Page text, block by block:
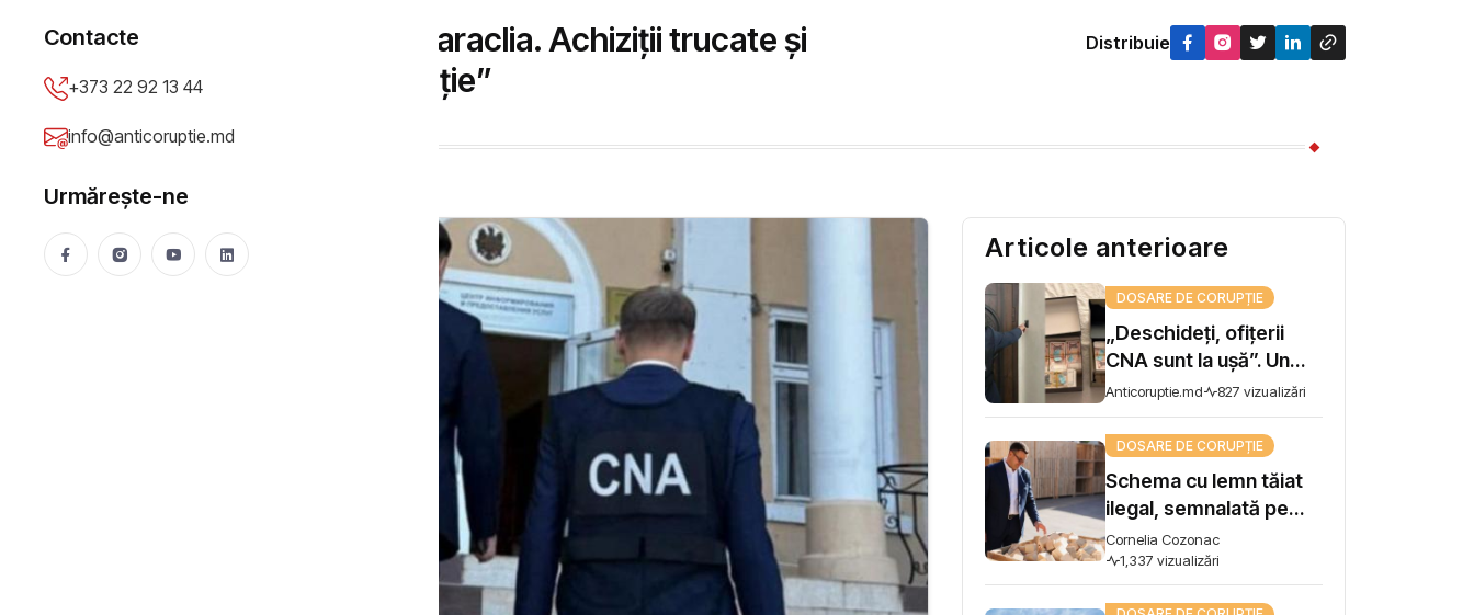
Contacte
+373 22 92 13 44
info@anticoruptie.md
Urmărește-ne
Corupție la primăria Taraclia. Achiziții trucate și
contracte „cu dedicație”
Anticoruptie.md
Distribuie
Articole anterioare
DOSARE DE CORUPȚIE
„Deschideți, ofițerii
CNA sunt la ușă”. Un
șef de direcție la AIPA,
reținut pentru trafic de
influență
Anticoruptie.md 827 vizualizări
DOSARE DE CORUPȚIE
Schema cu lemn tăiat
ilegal, semnalată pe
Harta Corupției, ajunge
la Guvern. Premierul
Vasile Tofan: „Subiectul
Cornelia Cozonac
1,337 vizualizări